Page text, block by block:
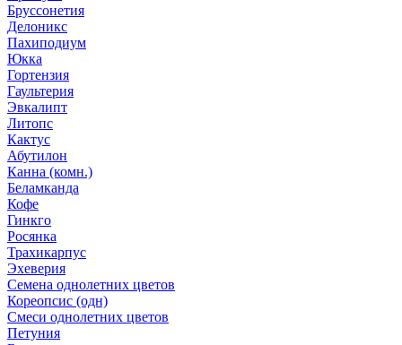
Бруссонетия
Делоникс
Пахиподиум
Юкка
Гортензия
Гаультерия
Эвкалипт
Литопс
Кактус
Абутилон
Канна (комн.)
Беламканда
Кофе
Гинкго
Росянка
Трахикарпус
Эхеверия
Семена однолетних цветов
Кореопсис (одн)
Смеси однолетних цветов
Петуния